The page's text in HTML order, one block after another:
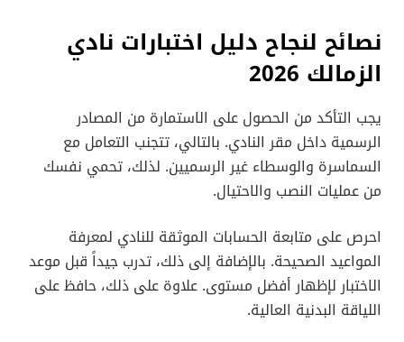
نصائح لنجاح دليل اختبارات نادي
الزمالك 2026
يجب التأكد من الحصول على الاستمارة من المصادر
الرسمية داخل مقر النادي. بالتالي، تتجنب التعامل مع
السماسرة والوسطاء غير الرسميين. لذلك، تحمي نفسك
من عمليات النصب والاحتيال.
احرص على متابعة الحسابات الموثقة للنادي لمعرفة
المواعيد الصحيحة. بالإضافة إلى ذلك، تدرب جيداً قبل موعد
الاختبار لإظهار أفضل مستوى. علاوة على ذلك، حافظ على
اللياقة البدنية العالية.